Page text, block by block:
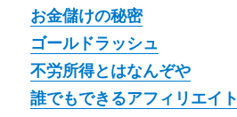
お金儲けの秘密
ゴールドラッシュ
不労所得とはなんぞや
誰でもできるアフィリエイト